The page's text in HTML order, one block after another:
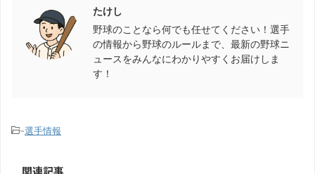
たけし
野球のことなら何でも任せてください！選手
の情報から野球のルールまで、最新の野球ニ
ュースをみんなにわかりやすくお届けしま
す！
-選手情報